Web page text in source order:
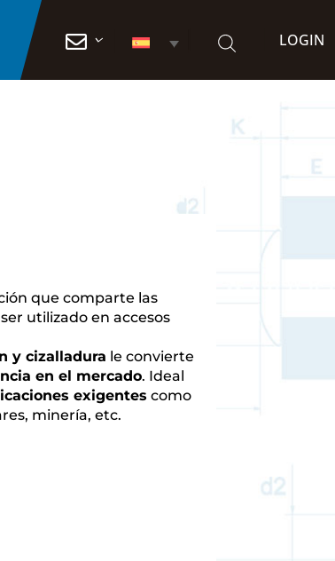
 LOGIN
que comparte las
utilizado en accesos
y cizalladura le convierte
en el mercado. Ideal
exigentes como
minería, etc.